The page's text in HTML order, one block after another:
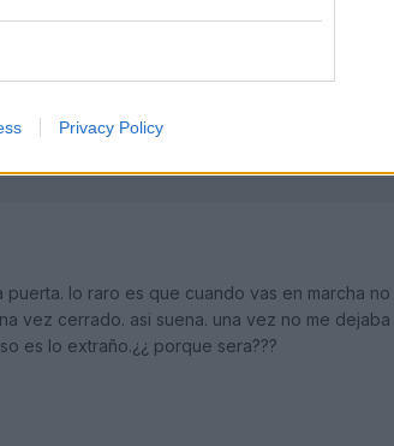
Privacy Policy
lo raro es que cuando vas en marcha
vez cerrado. asi suena. una vez no me
es lo extraño.¿¿ porque sera???